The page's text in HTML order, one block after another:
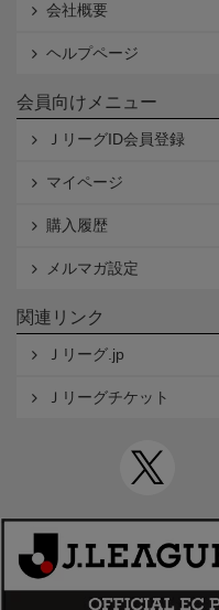
会社概要
ヘルプページ
会員向けメニュー
ＪリーグID会員登録
マイページ
購入履歴
メルマガ設定
関連リンク
Ｊリーグ.jp
Ｊリーグチケット